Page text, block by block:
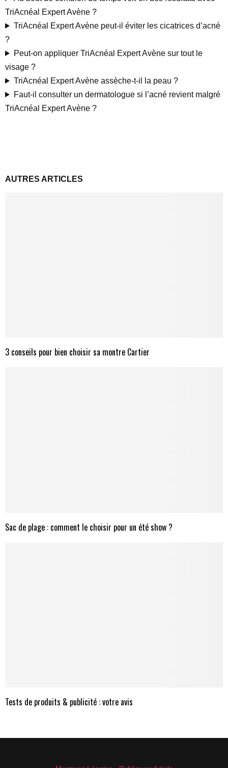
TriAcnéal Expert Avène ?
TriAcnéal Expert Avène peut-il éviter les cicatrices d’acné
?
Peut-on appliquer TriAcnéal Expert Avène sur tout le
visage ?
TriAcnéal Expert Avène assèche-t-il la peau ?
Faut-il consulter un dermatologue si l’acné revient malgré
TriAcnéal Expert Avène ?
AUTRES ARTICLES
3 conseils pour bien choisir sa montre Cartier
Sac de plage : comment le choisir pour un été show ?
Tests de produits & publicité : votre avis